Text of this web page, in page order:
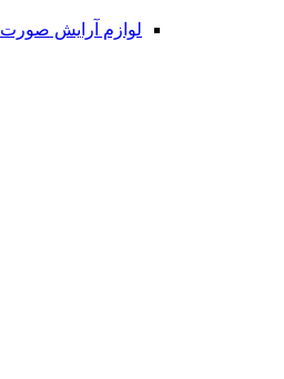
لوازم آرایش صورت